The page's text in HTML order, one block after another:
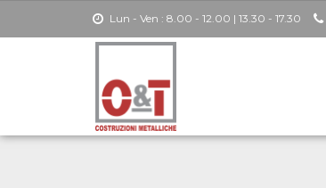
Lun - Ven : 8.00 - 12.00 | 13.30 - 17.30